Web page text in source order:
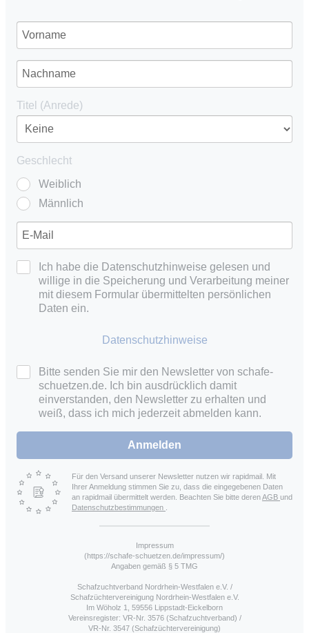
Titel (Anrede)
Geschlecht
Weiblich
Männlich
Ich habe die Datenschutzhinweise gelesen und
willige in die Speicherung und Verarbeitung meiner
mit diesem Formular übermittelten persönlichen
Daten ein.
Datenschutzhinweise
Bitte senden Sie mir den Newsletter von schafe-
schuetzen.de. Ich bin ausdrücklich damit
einverstanden, den Newsletter zu erhalten und
weiß, dass ich mich jederzeit abmelden kann.
Anmelden
Für den Versand unserer Newsletter nutzen wir rapidmail. Mit
Ihrer Anmeldung stimmen Sie zu, dass die eingegebenen Daten
an rapidmail übermittelt werden. Beachten Sie bitte derenAGB und
Datenschutzbestimmungen
Impressum
(https://schafe-schuetzen.de/impressum/)
Angaben gemäß § 5 TMG
Schafzuchtverband Nordrhein-Westfalen e.V. /
Schafzüchtervereinigung Nordrhein-Westfalen e.V.
Im Wöholz 1, 59556 Lippstadt-Eickelborn
Vereinsregister: VR-Nr. 3576 (Schafzuchtverband) /
VR-Nr. 3547 (Schafzüchtervereinigung)